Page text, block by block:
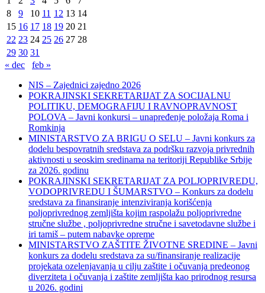
8
9 10 11 12 13 14
15 16 17 18 19 20 21
22 23 24 25 26 27 28
29 30 31
« dec
feb »
NIS – Zajednici zajedno 2026
POKRAJINSKI SEKRETARIJAT ZA SOCIJALNU
POLITIKU, DEMOGRAFIJU I RAVNOPRAVNOST
POLOVA – Javni konkursi – unapređenje položaja Roma i
Romkinja
MINISTARSTVO ZA BRIGU O SELU – Javni konkurs za
dodelu bespovratnih sredstava za podršku razvoja privrednih
aktivnosti u seoskim sredinama na teritoriji Republike Srbije
za 2026. godinu
POKRAJINSKI SEKRETARIJAT ZA POLJOPRIVREDU,
VODOPRIVREDU I ŠUMARSTVO – Konkurs za dodelu
sredstava za finansiranje intenziviranja korišćenja
poljoprivrednog zemljišta kojim raspolažu poljoprivredne
stručne službe , poljoprivredne stručne i savetodavne službe i
iri tamiš ‒ putem nabavke opreme
MINISTARSTVO ZAŠTITE ŽIVOTNE SREDINE – Javni
konkurs za dodelu sredstava za su/finansiranje realizacije
projekata ozelenjavanja u cilju zaštite i očuvanja predeonog
diverziteta i očuvanja i zaštite zemljišta kao prirodnog resursa
u 2026. godini